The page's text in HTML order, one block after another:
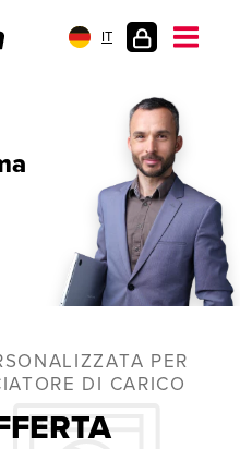
IT
CLIENTI
PER
DI CARICO